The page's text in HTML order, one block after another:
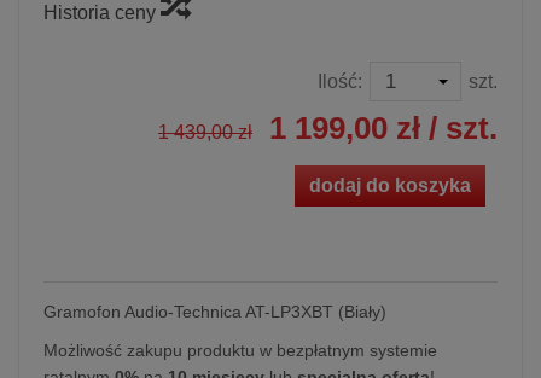
Historia ceny
Ilość: szt.
1 439,00 zł 1 199,00 zł / szt.
dodaj do koszyka
Gramofon Audio-Technica AT-LP3XBT (Biały)
Możliwość zakupu produktu w bezpłatnym systemie